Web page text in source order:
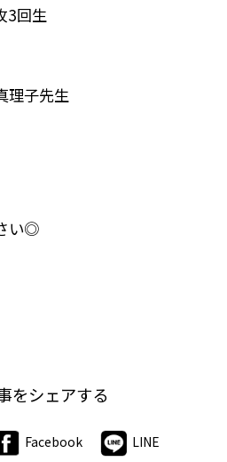
3回生
理子先生
い◎
をシェアする
Facebook LINE